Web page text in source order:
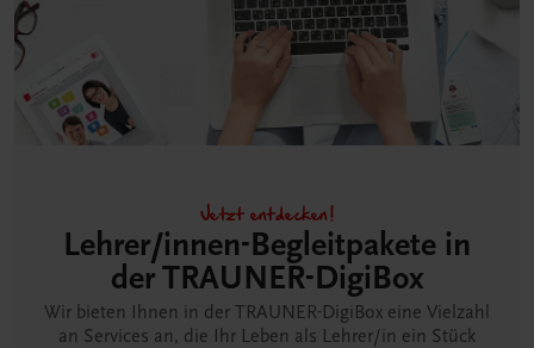
Jetzt entdecken!
Lehrer/innen-Begleitpakete in
der TRAUNER-DigiBox
Wir bieten Ihnen in der TRAUNER-DigiBox eine Vielzahl
an Services an, die Ihr Leben als Lehrer/in ein Stück